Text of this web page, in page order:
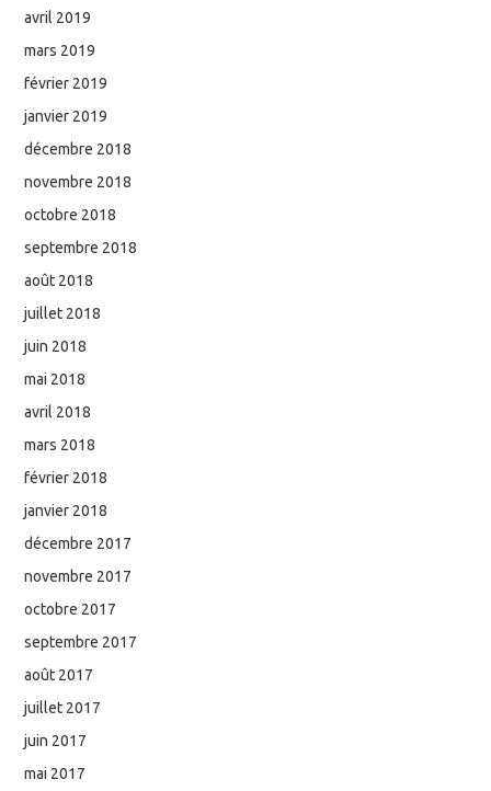
avril 2019
mars 2019
février 2019
janvier 2019
décembre 2018
novembre 2018
octobre 2018
septembre 2018
août 2018
juillet 2018
juin 2018
mai 2018
avril 2018
mars 2018
février 2018
janvier 2018
décembre 2017
novembre 2017
octobre 2017
septembre 2017
août 2017
juillet 2017
juin 2017
mai 2017